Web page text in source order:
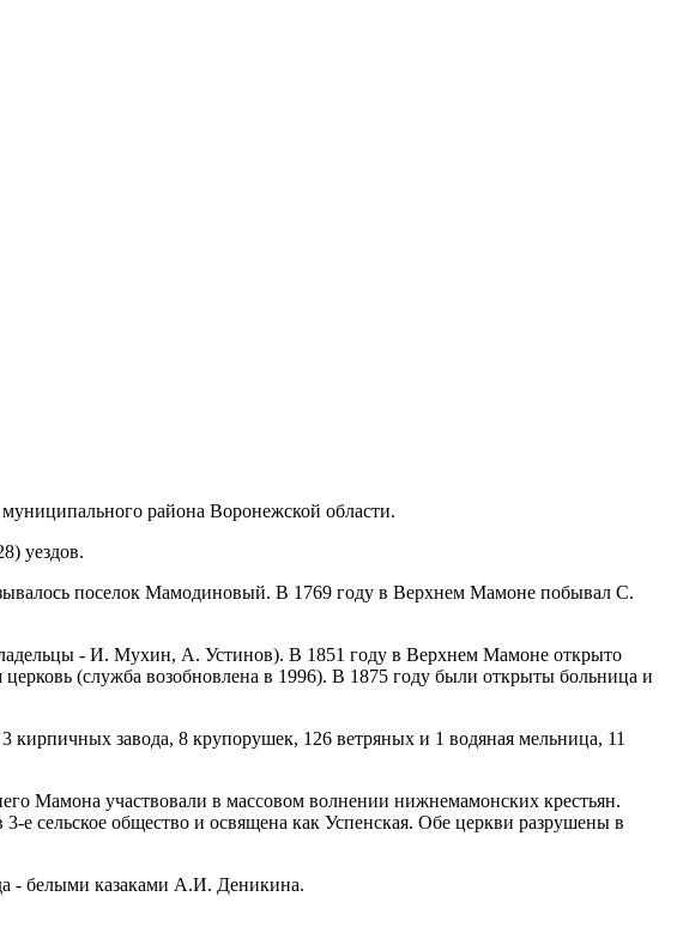
района Воронежской области.
уездов.
поселок Мамодиновый. В 1769 году в Верхнем Мамоне побывал С.
- И. Мухин, А. Устинов). В 1851 году в Верхнем Мамоне открыто
(служба возобновлена в 1996). В 1875 году были открыты больница и
завода, 8 крупорушек, 126 ветряных и 1 водяная мельница, 11
Мамона участвовали в массовом волнении нижнемамонских крестьян.
е сельское общество и освящена как Успенская. Обе церкви разрушены в
- белыми казаками А.И. Деникина.